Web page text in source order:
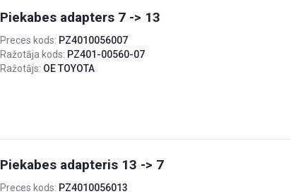
Piekabes adapters 7 -> 13
Preces kods: PZ4010056007
Ražotāja kods: PZ401-00560-07
Ražotājs: OE TOYOTA
Piekabes adapteris 13 -> 7
Preces kods: PZ4010056013